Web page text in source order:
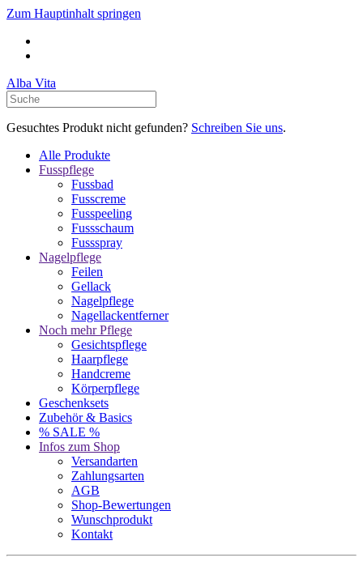
Zum Hauptinhalt springen
Alba Vita
Gesuchtes Produkt nicht gefunden? Schreiben Sie uns.
Alle Produkte
Fusspflege
Fussbad
Fusscreme
Fusspeeling
Fussschaum
Fussspray
Nagelpflege
Feilen
Gellack
Nagelpflege
Nagellackentferner
Noch mehr Pflege
Gesichtspflege
Haarpflege
Handcreme
Körperpflege
Geschenksets
Zubehör & Basics
% SALE %
Infos zum Shop
Versandarten
Zahlungsarten
AGB
Shop-Bewertungen
Wunschprodukt
Kontakt